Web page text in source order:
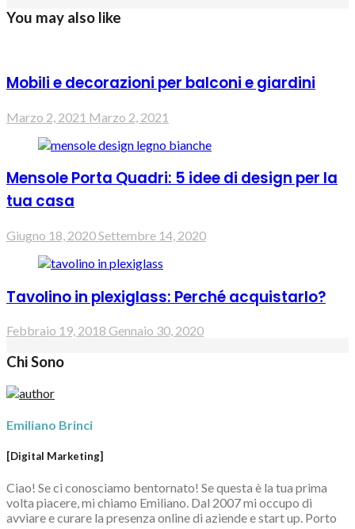
You may also like
Mobili e decorazioni per balconi e giardini
Marzo 2, 2021 Marzo 2, 2021
Mensole Porta Quadri: 5 idee di design per la
tua casa
Giugno 18, 2020Settembre 14, 2020
Tavolino in plexiglass: Perché acquistarlo?
Febbraio 19, 2018 Gennaio 30, 2020
Chi Sono
Emiliano Brinci
[Digital Marketing]
Ciao! Se ci conosciamo bentornato! Se questa è la tua prima
volta piacere, mi chiamo Emiliano. Dal 2007 mi occupo di
avviare e curare la presenza online di aziende e start up. Porto